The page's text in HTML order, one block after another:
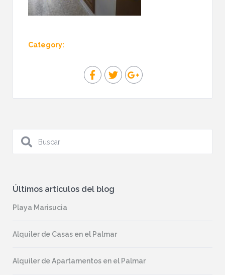
Category:
Últimos artículos del blog
Playa Marisucia
Alquiler de Casas en el Palmar
Alquiler de Apartamentos en el Palmar